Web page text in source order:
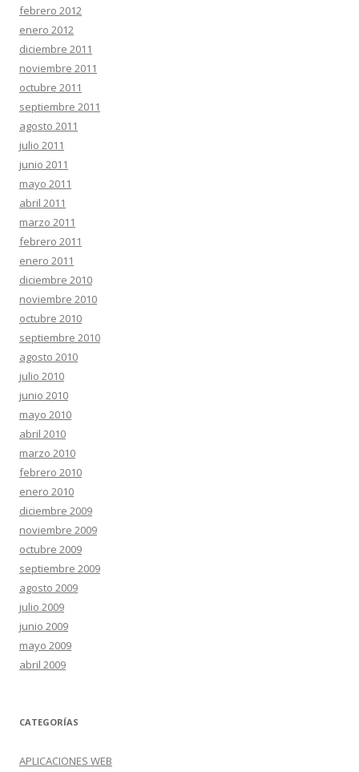
febrero 2012
enero 2012
diciembre 2011
noviembre 2011
octubre 2011
septiembre 2011
agosto 2011
julio 2011
junio 2011
mayo 2011
abril 2011
marzo 2011
febrero 2011
enero 2011
diciembre 2010
noviembre 2010
octubre 2010
septiembre 2010
agosto 2010
julio 2010
junio 2010
mayo 2010
abril 2010
marzo 2010
febrero 2010
enero 2010
diciembre 2009
noviembre 2009
octubre 2009
septiembre 2009
agosto 2009
julio 2009
junio 2009
mayo 2009
abril 2009
CATEGORÍAS
APLICACIONES WEB